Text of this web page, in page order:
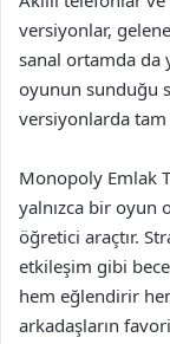
versiyonlar,
sanal ortamda da
oyunun sunduğu
versiyonlarda tam
Monopoly Emlak
yalnızca bir oyun
öğretici araçtır.
etkileşim gibi
hem eğlendirir
arkadaşların